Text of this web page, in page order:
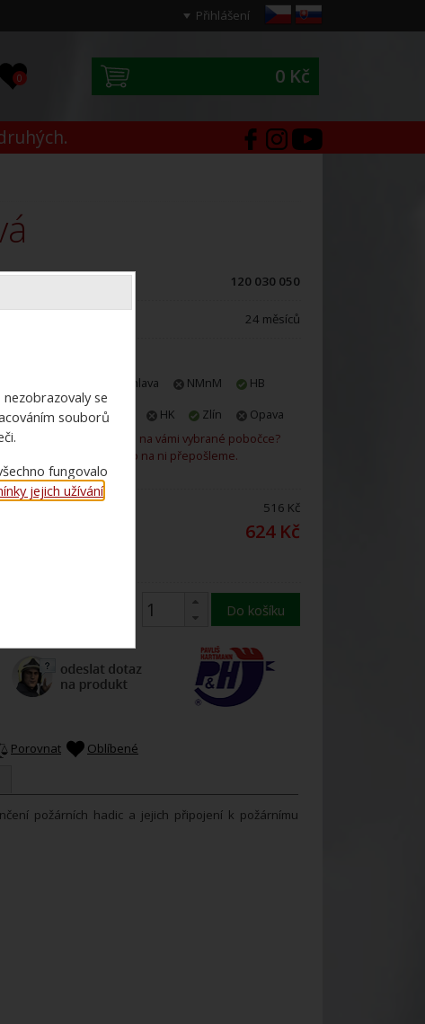
Přihlášení
0 0 Kč
120 030 050
24 měsíců
Jihlava NMnM
HB
Praha
Plzeň HK Zlín
Opava
Není zboží skladem na vámi vybrané pobočce?
Rádi vám ho na ni přepošleme.
516 Kč
624 Kč
Do košíku
Porovnat
Oblíbené
požárních hadic a jejich připojení k požárnímu
se
souborů
fungovalo
jejich užívání